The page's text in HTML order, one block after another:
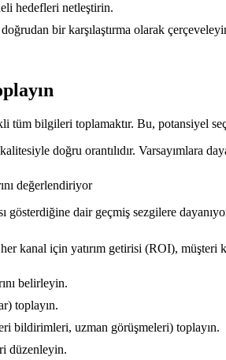
hedefleri netleştirin.
bir karşılaştırma olarak
tüm bilgileri toplamaktır. Bu, potansiyel
doğru orantılıdır. Varsayımlara
değerlendiriyor
gösterdiğine dair geçmiş sezgilere
kanal için yatırım getirisi (ROI),
belirleyin.
toplayın.
bildirimleri, uzman görüşmeleri) toplayın.
düzenleyin.